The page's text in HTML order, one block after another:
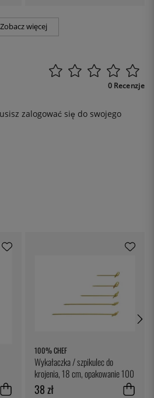
Zobacz więcej
0 Recenzje
zalogować się do swojego
100% CHEF
Wykałaczka / szpikulec do
krojenia, 18 cm, opakowanie 100
sztuk - 100% Chef
38 zł